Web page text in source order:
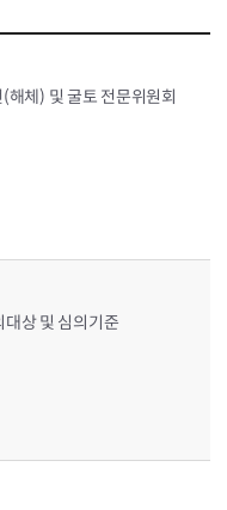
체) 및 굴토 전문위원회
상 및 심의기준